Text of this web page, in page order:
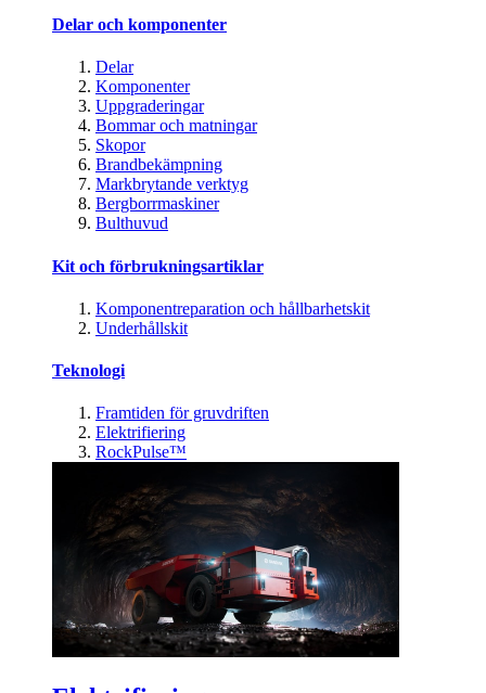
Delar och komponenter
Delar
Komponenter
Uppgraderingar
Bommar och matningar
Skopor
Brandbekämpning
Markbrytande verktyg
Bergborrmaskiner
Bulthuvud
Kit och förbrukningsartiklar
Komponentreparation och hållbarhetskit
Underhållskit
Teknologi
Framtiden för gruvdriften
Elektrifiering
RockPulse™